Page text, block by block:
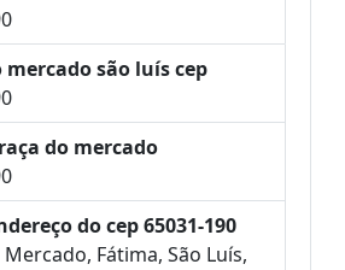
mercado são luís cep
do mercado
do cep 65031-190
Fátima, São Luís,